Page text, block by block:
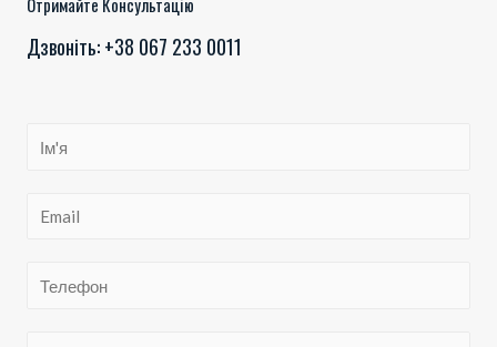
Отримайте Консультацію
Дзвоніть: +38 067 233 0011